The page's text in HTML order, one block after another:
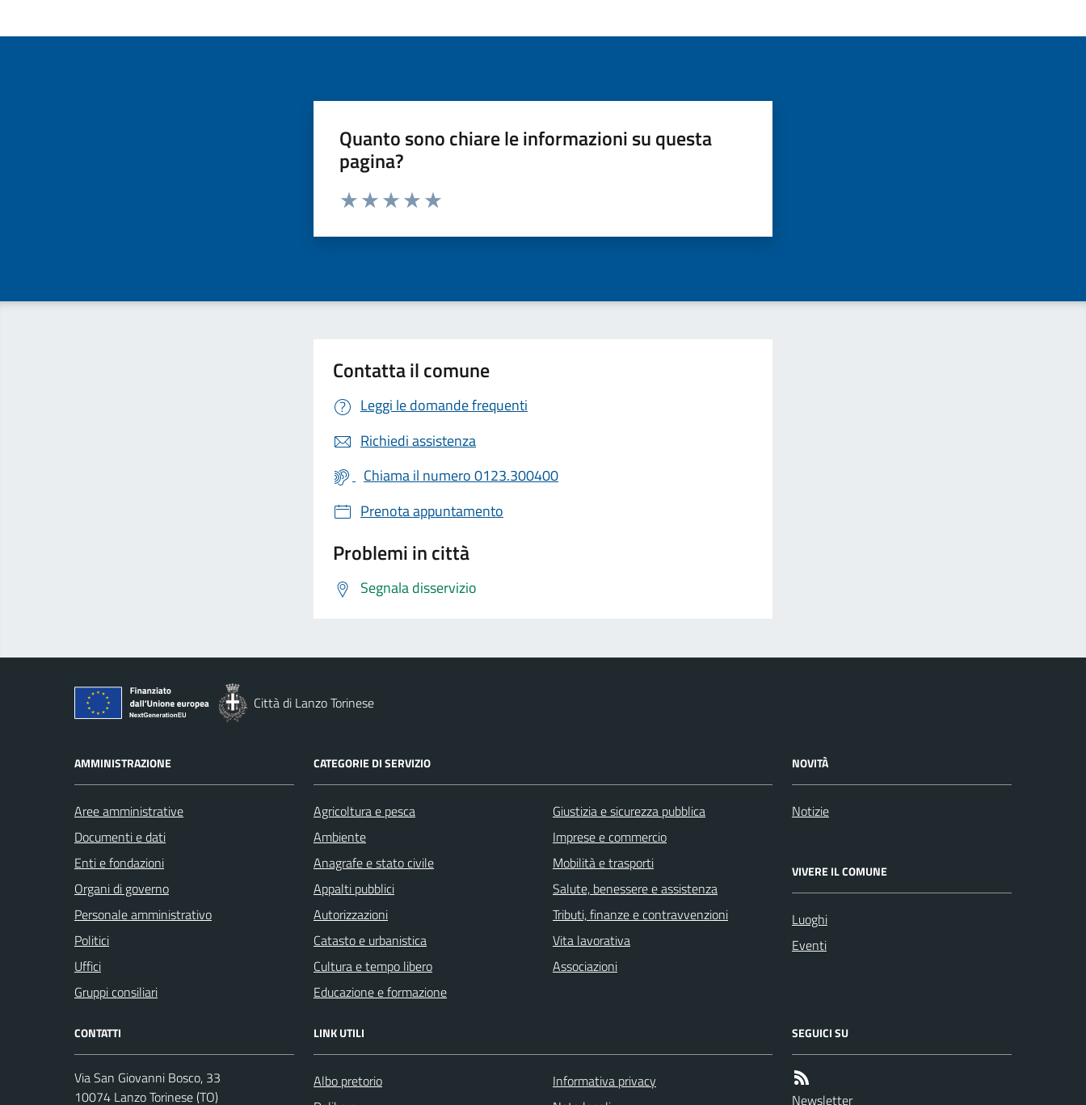
Quanto sono chiare le informazioni su questa
pagina?
Valuta da 1 a 5 stelle la pagina
Contatta il comune
Leggi le domande frequenti
Richiedi assistenza
Chiama il numero 0123.300400
Prenota appuntamento
Problemi in città
Segnala disservizio
Città di Lanzo Torinese
AMMINISTRAZIONE
Aree amministrative
Documenti e dati
Enti e fondazioni
Organi di governo
Personale amministrativo
Politici
Uffici
Gruppi consiliari
CATEGORIE DI SERVIZIO
Agricoltura e pesca
Ambiente
Anagrafe e stato civile
Appalti pubblici
Autorizzazioni
Catasto e urbanistica
Cultura e tempo libero
Educazione e formazione
Giustizia e sicurezza pubblica
Imprese e commercio
Mobilità e trasporti
Salute, benessere e assistenza
Tributi, finanze e contravvenzioni
Vita lavorativa
Associazioni
NOVITÀ
Notizie
VIVERE IL COMUNE
Luoghi
Eventi
CONTATTI
Via San Giovanni Bosco, 33
10074 Lanzo Torinese (TO)
LINK UTILI
Albo pretorio
Informativa privacy
SEGUICI SU
Newsletter